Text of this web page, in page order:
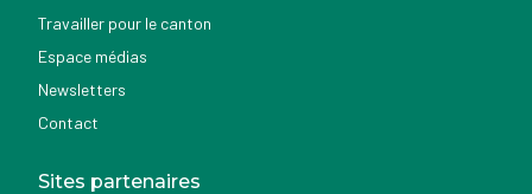
Travailler pour le canton
Espace médias
Newsletters
Contact
Sites partenaires